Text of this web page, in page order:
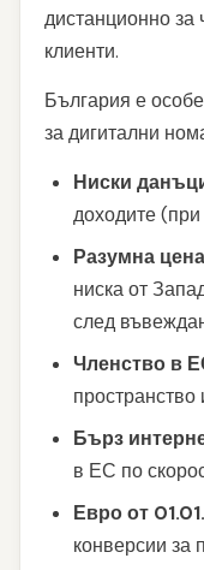
дистанционно за
клиенти.
България е
за дигитални
Ниски
доходите (при
Разумна
ниска от
след
Членство в
пространство
Бърз
в ЕС по
Евро от
конверсии за